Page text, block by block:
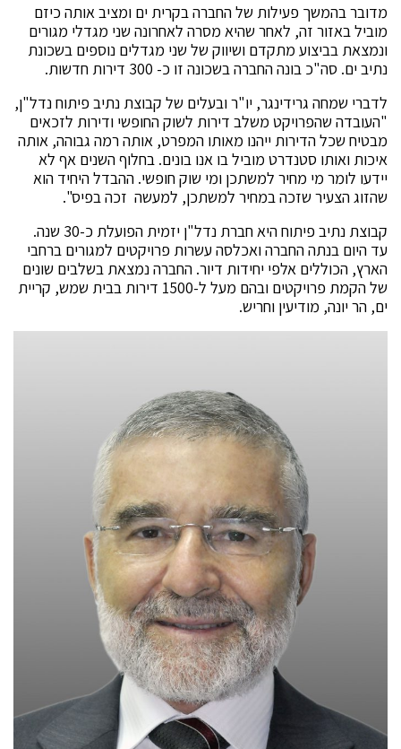
מדובר בהמשך פעילות של החברה בקרית ים ומציב אותה כיזם
מוביל באזור זה, לאחר שהיא מסרה לאחרונה שני מגדלי מגורים
ונמצאת בביצוע מתקדם ושיווק של שני מגדלים נוספים בשכונת
נתיב ים. סה"כ בונה החברה בשכונה זו כ- 300 דירות חדשות.
לדברי שמחה גרידינגר, יו"ר ובעלים של קבוצת נתיב פיתוח נדל"ן,
"העובדה שהפרויקט משלב דירות לשוק החופשי ודירות לזכאים
מבטיח שכל הדירות ייהנו מאותו המפרט, אותה רמה גבוהה, אותה
איכות ואותו סטנדרט מוביל בו אנו בונים. בחלוף השנים אף לא
יידעו לומר מי מחיר למשתכן ומי שוק חופשי. ההבדל היחיד הוא
שהזוג הצעיר שזכה במחיר למשתכן, למעשה זכה בפיס".
קבוצת נתיב פיתוח היא חברת נדל"ן יזמית הפועלת כ-30 שנה.
עד היום בנתה החברה ואכלסה עשרות פרויקטים למגורים ברחבי
הארץ, הכוללים אלפי יחידות דיור. החברה נמצאת בשלבים שונים
של הקמת פרויקטים ובהם מעל ל-1500 דירות בבית שמש, קריית
ים, הר יונה, מודיעין וחריש.